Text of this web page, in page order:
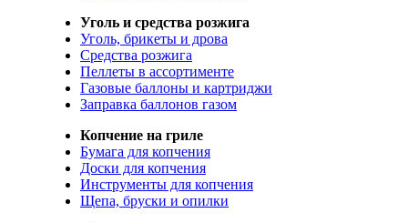
Уголь и средства розжига
Уголь, брикеты и дрова
Средства розжига
Пеллеты в ассортименте
Газовые баллоны и картриджи
Заправка баллонов газом
Копчение на гриле
Бумага для копчения
Доски для копчения
Инструменты для копчения
Щепа, бруски и опилки